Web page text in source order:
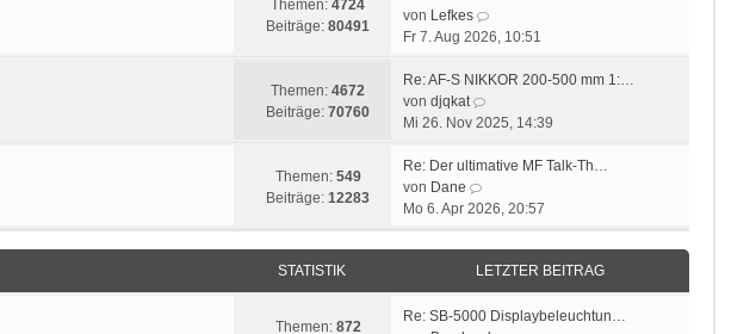
e
t
a
t
r
e
t
a
g
Themen:4724
Beiträge:80491
von Lefkes
e
e
t
r
e
i
t
r
a
g
Fr 7. Aug 2026, 10:51
Themen:4672
Beiträge:70760
Re: AF-S NIKKOR 200-500 mm 1:…
von djqkat
e
e
t
e
r
B
e
Mi 26. Nov 2025, 14:39
Themen: 549
Beiträge:12283
Re: Der ultimative MF Talk-Th…
von Dane
e
u
e
s
t
e
Mo 6. Apr 2026, 20:57
STATISTIK LETZTER BEITRAG
Themen: 872
Re: SB-5000 Displaybeleuchtun…